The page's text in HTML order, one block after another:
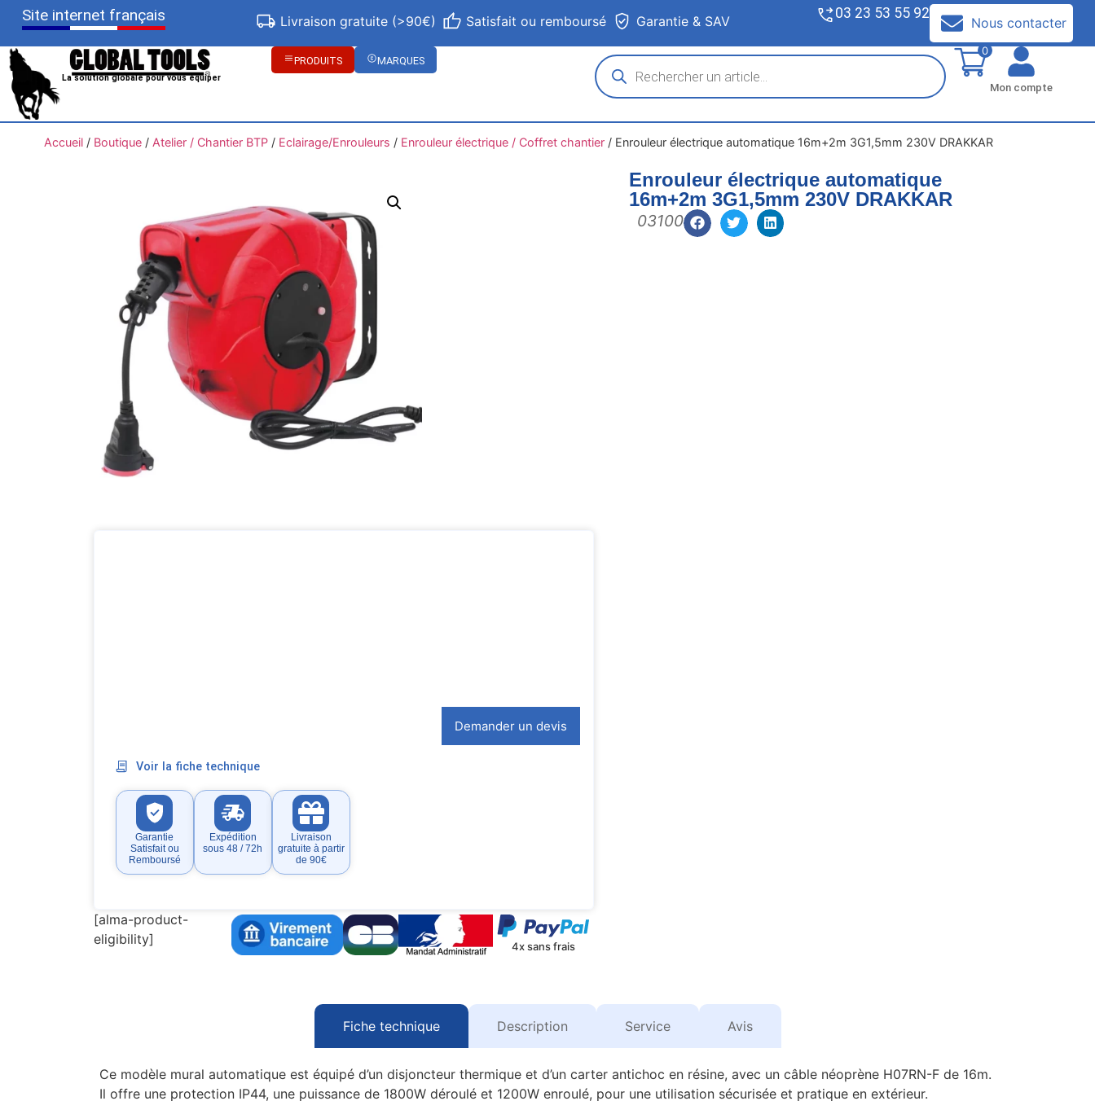
Site internet français Livraison gratuite (>90€) Satisfait ou remboursé Garantie & SAV 03 23 53 55 92
Nous contacter
La solution globale pour vous équiper
PRODUITS MARQUES
0
Mon compte
Accueil/ Boutique/ Atelier / Chantier BTP/ Eclairage/Enrouleurs / Enrouleur électrique / Coffret chantier/ Enrouleur électrique automatique 16m+2m 3G1,5mm 230V DRAKKAR
Enrouleur électrique automatique
16m+2m 3G1,5mm 230V DRAKKAR
03100
Demander un devis
Voir la fiche technique
Garantie
Satisfait ou
Remboursé
Expédition
sous 48 / 72h
Livraison
gratuite à partir
de 90€
[alma-product-
eligibility]
4x sans frais
Fiche technique Description Service Avis
Ce modèle mural automatique est équipé d’un disjoncteur thermique et d’un carter antichoc en résine, avec un câble néoprène H07RN-F de 16m.
Il offre une protection IP44, une puissance de 1800W déroulé et 1200W enroulé, pour une utilisation sécurisée et pratique en extérieur.